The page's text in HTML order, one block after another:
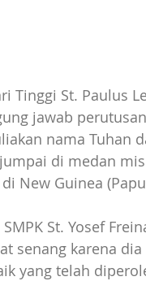
Tinggi St. Paulus
jawab
nama Tuhan
di medan
New Guinea
St. Yosef
senang karena
yang telah